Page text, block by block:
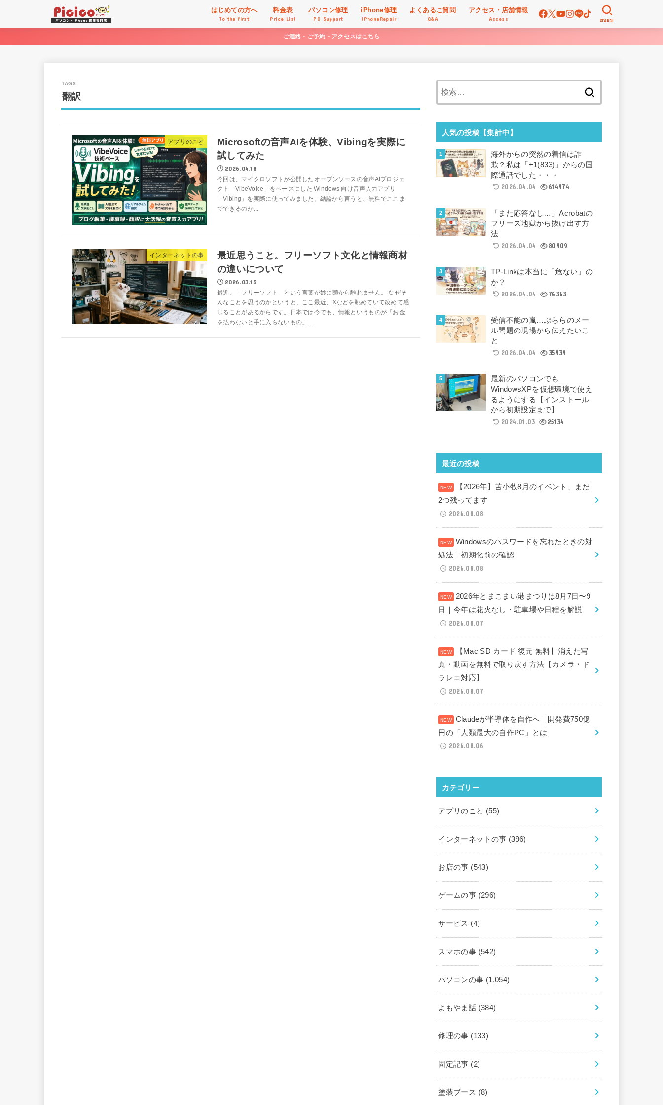
はじめての方へ
To the first
料金表
Price List
パソコン修理
PC Support
iPhone修理
iPhoneRepair
よくあるご質問
Q&A
アクセス・店舗情報
Access SEARCH
ご連絡・ご予約・アクセスはこちら
翻訳
アプリのこと
Microsoftの音声AIを体験、Vibingを実際に
試してみた
2026.04.18
今回は、マイクロソフトが公開したオープンソースの音声AIプロジェ
クト「VibeVoice」をベースにした Windows 向け音声入力アプリ
「Vibing」を実際に使ってみました。結論から言うと、無料でここま
でできるのか...
インターネットの事
最近思うこと。フリーソフト文化と情報商材
の違いについて
2026.03.15
最近、「フリーソフト」という言葉が妙に頭から離れません。 なぜそ
んなことを思うのかというと、ここ最近、Xなどを眺めていて改めて感
じることがあるからです。日本では今でも、情報というものが「お金
を払わないと手に入らないもの」...
人気の投稿【集計中】
海外からの突然の着信は詐
欺？私は「+1(833)」からの国
際通話でした・・・
2026.04.04
614974
「また応答なし…」Acrobatの
フリーズ地獄から抜け出す方
法
2026.04.04
80909
TP-Linkは本当に「危ない」の
か？
2026.04.04
76363
受信不能の嵐…ぷららのメー
ル問題の現場から伝えたいこ
と
2026.04.04
35939
最新のパソコンでも
WindowsXPを仮想環境で使え
るようにする【インストール
から初期設定まで】
2024.01.03
25134
最近の投稿
【2026年】苫小牧8月のイベント、まだ
2つ残ってます
2026.08.08
Windowsのパスワードを忘れたときの対
処法｜初期化前の確認
2026.08.08
2026年とまこまい港まつりは8月7日〜9
日｜今年は花火なし・駐車場や日程を解説
2026.08.07
【Mac SD カード 復元 無料】消えた写
真・動画を無料で取り戻す方法【カメラ・ド
ラレコ対応】
2026.08.07
Claudeが半導体を自作へ｜開発費750億
円の「人類最大の自作PC」とは
2026.08.06
カテゴリー
アプリのこと (55)
インターネットの事 (396)
お店の事 (543)
ゲームの事 (296)
サービス (4)
スマホの事 (542)
パソコンの事 (1,054)
よもやま話 (384)
修理の事 (133)
固定記事 (2)
塗装ブース (8)